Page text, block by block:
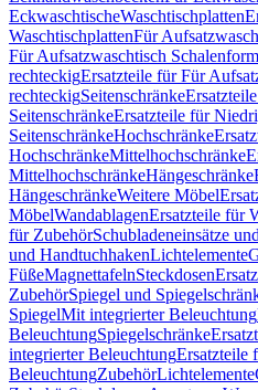
EckwaschtischeWaschtischplatten
WaschtischplattenFür
Für Aufsatzwaschtisch Schalenform
rechteckigErsatzteile für Für
rechteckigSeitenschränke
SeitenschränkeErsatzteile für
SeitenschränkeHochschränke
HochschränkeMittelhochschränke
MittelhochschränkeHängeschränke
HängeschränkeWeitere Möbel
MöbelWandablagenErsatzteile für
für ZubehörSchubladeneinsätze
und HandtuchhakenLichtelemente
FüßeMagnettafelnSteckdosen
ZubehörSpiegel und
SpiegelMit integrierter Beleuchtung
BeleuchtungSpiegelschränke
integrierter BeleuchtungErsatzteile
BeleuchtungZubehörLichtelemente